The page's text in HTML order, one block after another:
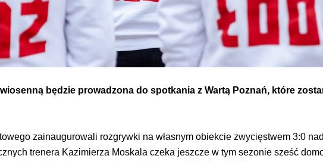
będzie prowadzona do spotkania z Wartą Poznań, które
zainaugurowali rozgrywki na własnym obiekcie zwycięstwem 3:0
trenera Kazimierza Moskala czeka jeszcze w tym sezonie sześć